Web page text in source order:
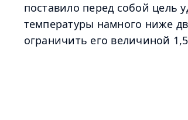
поставило перед собой цель
температуры намного ниже
ограничить его величиной 1,5